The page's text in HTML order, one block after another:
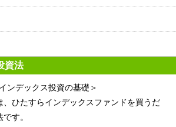
資法
ンデックス投資の基礎＞
、ひたすらインデックスファンドを買うだ
す。